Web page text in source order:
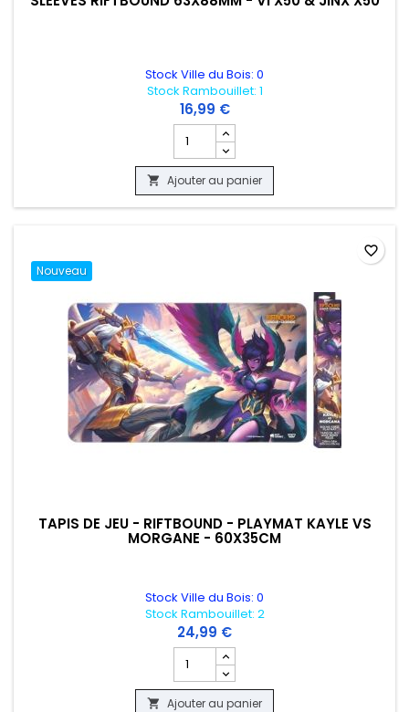
Stock Ville du Bois: 0
Stock Rambouillet: 1
16,99 €
Champ quantité du produit SLEEVES
 Ajouter au panier
Nouveau
TAPIS DE JEU - RIFTBOUND - PLAYMAT KAYLE VS
MORGANE - 60X35CM
Stock Ville du Bois: 0
Stock Rambouillet: 2
24,99 €
Champ quantité du produit TAPIS DE
 Ajouter au panier
favorite_border